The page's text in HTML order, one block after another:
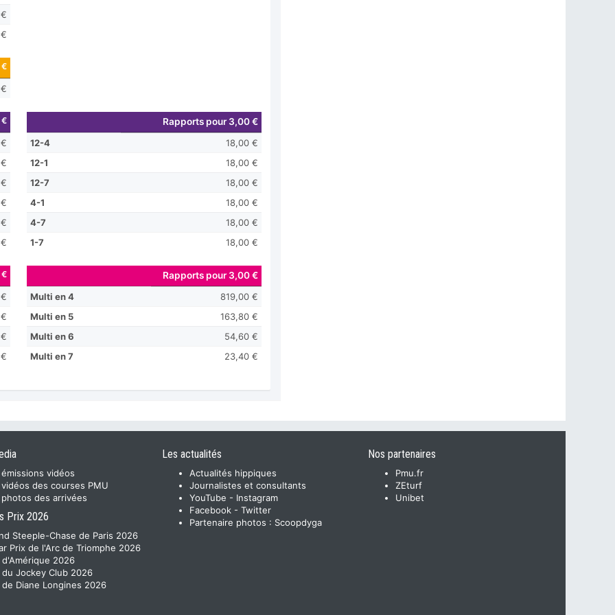
€
€
Rapports pour 3,00 €
12-4
18,00 €
12-1
18,00 €
12-7
18,00 €
4-1
18,00 €
4-7
18,00 €
1-7
18,00 €
€
Rapports pour 3,00 €
Multi en 4
819,00 €
Multi en 5
163,80 €
Multi en 6
54,60 €
Multi en 7
23,40 €
vidéos
des courses PMU
des arrivées
Prix 2026
Steeple-Chase de Paris 2026
Prix de l'Arc de Triomphe 2026
d'Amérique 2026
du Jockey Club 2026
de Diane Longines 2026
Les actualités
Actualités hippiques
Journalistes et consultants
YouTube - Instagram
Facebook - Twitter
Partenaire photos : Scoopdyga
Nos partenaires
Pmu.fr
ZEturf
Unibet